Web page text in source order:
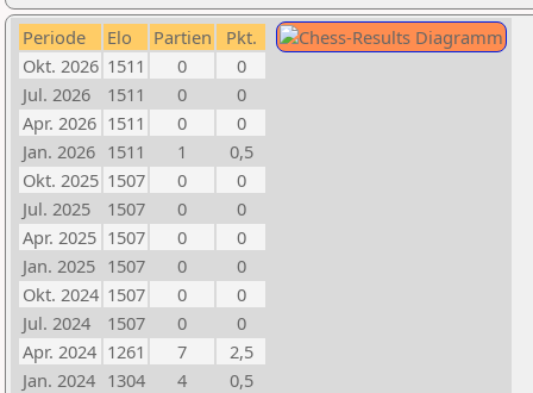
Periode Elo Partien
Pkt.
Okt. 2026 1511 0
0
Jul. 2026
1511 0
0
Apr. 2026 1511 0
0
Jan. 2026 1511 1
0,5
Okt. 2025 1507 0
0
Jul. 2025
1507 0
0
Apr. 2025 1507 0
0
Jan. 2025 1507 0
0
Okt. 2024 1507 0
0
Jul. 2024
1507 0
0
Apr. 2024 1261 7
2,5
Jan. 2024 1304 4
0,5